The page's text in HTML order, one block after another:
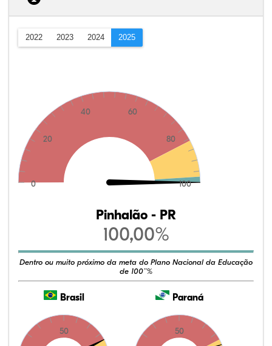
2022 2023 2024 2025
0
20
40 60
80
100
Pinhalão - PR
100,00%
Dentro ou muito próximo da meta do Plano Nacional da Educação
de 100¨%
Brasil
50
Paraná
50